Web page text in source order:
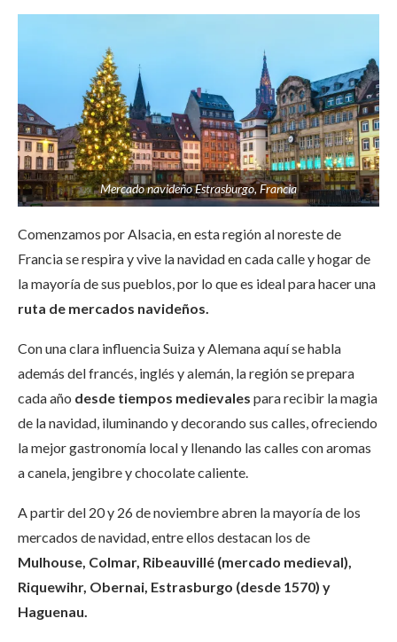
Mercado navideño Estrasburgo, Francia
Comenzamos porAlsacia, en esta región al noreste de
Francia se respira y vive la navidad en cada calle y hogar de
la mayoría de sus pueblos, por lo que es ideal para hacer una
ruta de mercados navideños.
Con una clara influencia Suiza y Alemana aquí se habla
además del francés, inglés y alemán, la región se prepara
cada año desde tiempos medievales para recibir la magia
de la navidad, iluminando y decorando sus calles, ofreciendo
la mejor gastronomía local y llenando las calles con aromas
a canela, jengibre y chocolate caliente.
A partir del 20 y 26 de noviembre abren la mayoría de los
mercados de navidad, entre ellos destacan los de
Mulhouse, Colmar, Ribeauvillé (mercado medieval),
Riquewihr, Obernai, Estrasburgo (desde 1570) y
Haguenau.